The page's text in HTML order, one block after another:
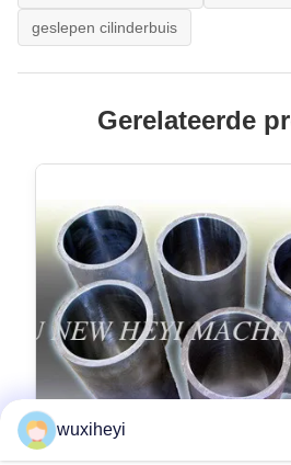
geslepen cilinderbuis
Gerelateerde
wuxiheyi